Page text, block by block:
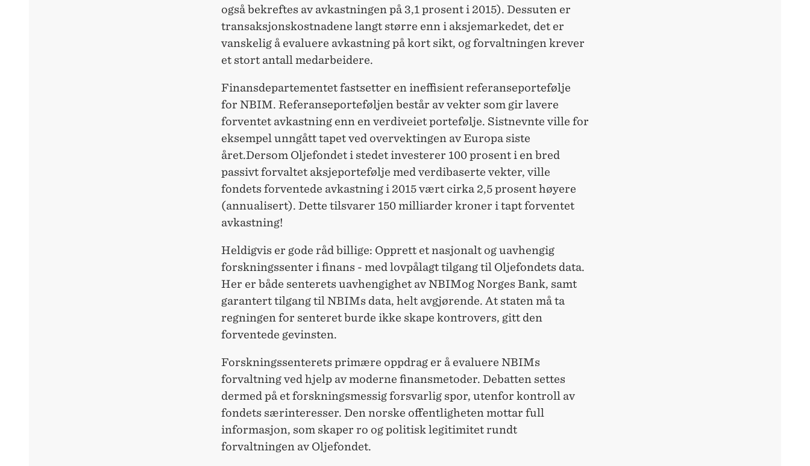
også bekreftes av avkastningen på 3,1 prosent i 2015). Dessuten er
transaksjonskostnadene langt større enn i aksjemarkedet, det er
vanskelig å evaluere avkastning på kort sikt, og forvaltningen krever
et stort antall medarbeidere.
Finansdepartementet fastsetter en ineffisient referanseportefølje
for NBIM. Referanseporteføljen består av vekter som gir lavere
forventet avkastning enn en verdiveiet portefølje. Sistnevnte ville for
eksempel unngått tapet ved overvektingen av Europa siste
året.Dersom Oljefondet i stedet investerer 100 prosent i en bred
passivt forvaltet aksjeportefølje med verdibaserte vekter, ville
fondets forventede avkastning i 2015 vært cirka 2,5 prosent høyere
(annualisert). Dette tilsvarer 150 milliarder kroner i tapt forventet
avkastning!
Heldigvis er gode råd billige: Opprett et nasjonalt og uavhengig
forskningssenter i finans - med lovpålagt tilgang til Oljefondets data.
Her er både senterets uavhengighet av NBIMog Norges Bank, samt
garantert tilgang til NBIMs data, helt avgjørende. At staten må ta
regningen for senteret burde ikke skape kontrovers, gitt den
forventede gevinsten.
Forskningssenterets primære oppdrag er å evaluere NBIMs
forvaltning ved hjelp av moderne finansmetoder. Debatten settes
dermed på et forskningsmessig forsvarlig spor, utenfor kontroll av
fondets særinteresser. Den norske offentligheten mottar full
informasjon, som skaper ro og politisk legitimitet rundt
forvaltningen av Oljefondet.